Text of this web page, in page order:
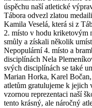
úspěchu naší atletické
Tábora odvezl zlatou
Kamila Veselá, která si z
2. místo v hodu kriketovým
smůly a získali několik
Nepopulární 4. místo a
disciplínách Nela
svých disciplínách se také
Marian Horka, Karel
atletům gratulujeme k jejich
vzornou reprezentaci naší
tento krásný, ale náročný